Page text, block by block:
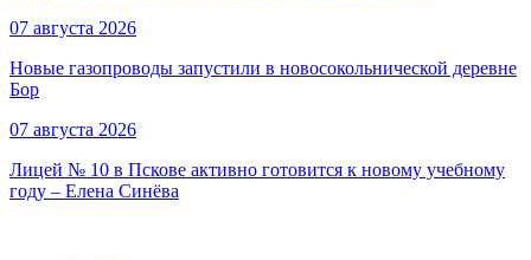
07 августа 2026
Новые газопроводы запустили в новосокольнической деревне
Бор
07 августа 2026
Лицей № 10 в Пскове активно готовится к новому учебному
году – Елена Синёва